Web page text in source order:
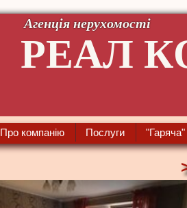
Агенція нерухомості
РЕАЛ
Про компанію Послуги "Гаряча"